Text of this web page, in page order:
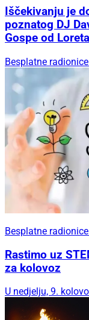
Iščekivanju je
poznatog DJ
Gospe od Loreta
Besplatne
Besplatne
Rastimo uz
za kolovoz
U nedjelju, 9.